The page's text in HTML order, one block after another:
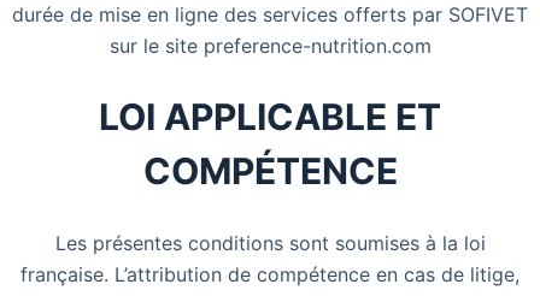
durée de mise en ligne des services offerts par SOFIVET
sur le site preference-nutrition.com
LOI APPLICABLE ET
COMPÉTENCE
Les présentes conditions sont soumises à la loi
française. L’attribution de compétence en cas de litige,